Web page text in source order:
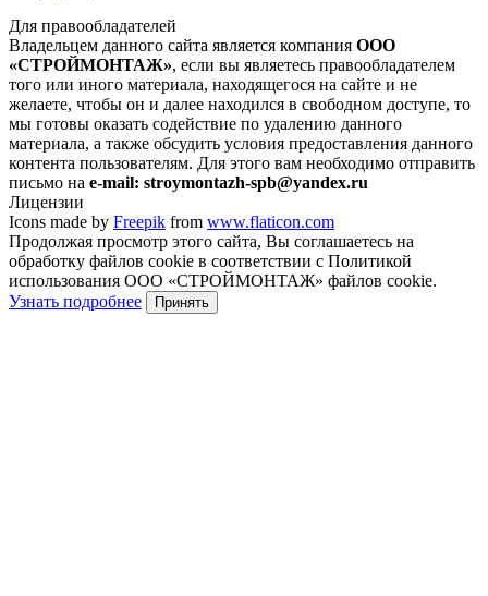
Для правообладателей
Владельцем данного сайта является компания ООО
«СТРОЙМОНТАЖ», если вы являетесь правообладателем
того или иного материала, находящегося на сайте и не
желаете, чтобы он и далее находился в свободном доступе, то
мы готовы оказать содействие по удалению данного
материала, а также обсудить условия предоставления данного
контента пользователям. Для этого вам необходимо отправить
письмо на e-mail: stroymontazh-spb@yandex.ru
Лицензии
Icons made by Freepik from www.flaticon.com
Продолжая просмотр этого сайта, Вы соглашаетесь на
обработку файлов cookie в соответствии с Политикой
использования ООО «СТРОЙМОНТАЖ» файлов cookie.
Узнать подробнее
Принять